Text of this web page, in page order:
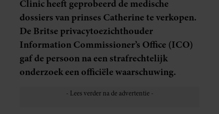
Clinic heeft geprobeerd de medische
dossiers van prinses Catherine te verkopen.
De Britse privacytoezichthouder
Information Commissioner’s Office (ICO)
gaf de persoon na een strafrechtelijk
onderzoek een officiële waarschuwing.